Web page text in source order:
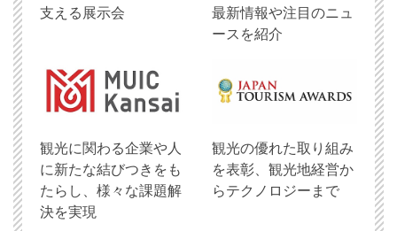
支える展示会
最新情報や注目のニュ
ースを紹介
観光に関わる企業や人
に新たな結びつきをも
たらし、様々な課題解
決を実現
観光の優れた取り組み
を表彰、観光地経営か
らテクノロジーまで